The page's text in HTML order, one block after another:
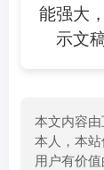
能强大
示文
本文内容
本人，本
用户有价